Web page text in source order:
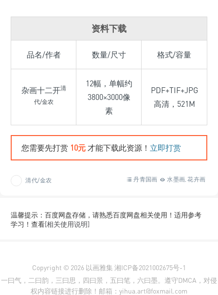
资料下载
品名/作者 数量/尺寸 格式/容量
杂画十二开清
代/金农
12幅，单幅约
3800×3000像
素
PDF+TIF+JPG
高清，521M
您需要先打赏 10元 才能下载此资源！ 立即打赏
清代/金农 水墨画,花卉画
丹青国画
温馨提示：百度网盘存储，请熟悉百度网盘相关使用！适用参考
学习！查看[相关使用说明]
Copyright © 2026 以画雅集 湘ICP备2021002675号-1
一曰气，二曰韵，三曰思，四曰景，五曰笔，六曰墨。遵守DMCA，对侵
权内容链接进行删除！邮箱：yihua.art@foxmail.com